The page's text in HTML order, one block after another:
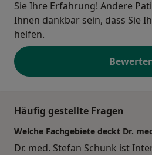
Sie Ihre Erfahrung! Andere
Ihnen dankbar sein, dass Sie
helfen.
Häufig gestellte Fragen
Welche Fachgebiete deckt Dr.
Dr. med. Stefan Schunk ist